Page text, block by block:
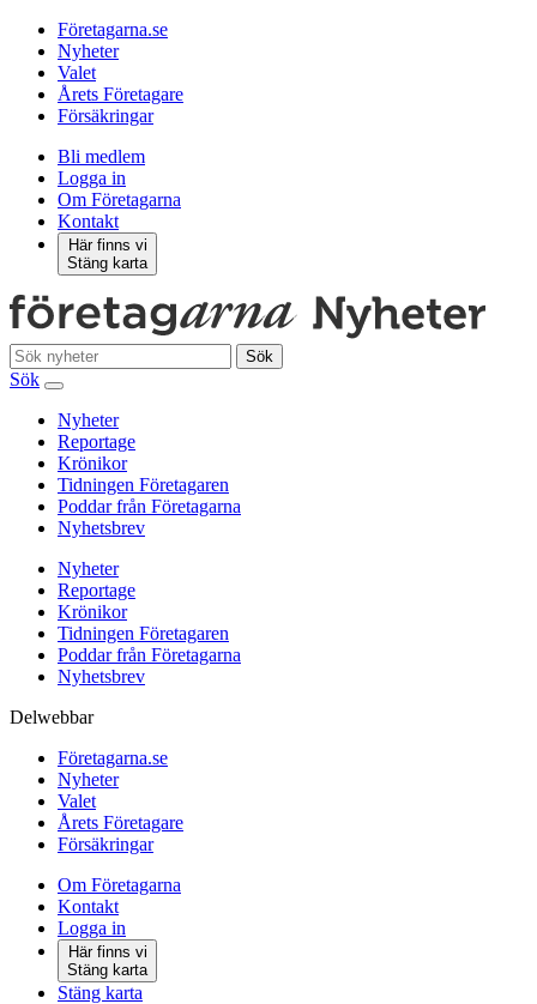
Företagarna.se
Nyheter
Valet
Årets Företagare
Försäkringar
Bli medlem
Logga in
Om Företagarna
Kontakt
Här finns vi
Stäng karta
Sök
Sök
Nyheter
Reportage
Krönikor
Tidningen Företagaren
Poddar från Företagarna
Nyhetsbrev
Nyheter
Reportage
Krönikor
Tidningen Företagaren
Poddar från Företagarna
Nyhetsbrev
Delwebbar
Företagarna.se
Nyheter
Valet
Årets Företagare
Försäkringar
Om Företagarna
Kontakt
Logga in
Här finns vi
Stäng karta
Stäng karta